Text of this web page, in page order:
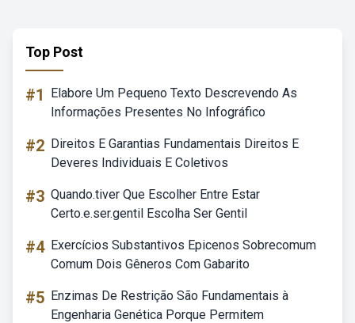
Top Post
#1
Elabore Um Pequeno Texto Descrevendo As
Informações Presentes No Infográfico
#2 Direitos E Garantias Fundamentais Direitos E
Deveres Individuais E Coletivos
#3 Quando.tiver Que Escolher Entre Estar
Certo.e.ser.gentil Escolha Ser Gentil
#4 Exercícios Substantivos Epicenos Sobrecomum
Comum Dois Gêneros Com Gabarito
#5 Enzimas De Restrição São Fundamentais à
Engenharia Genética Porque Permitem